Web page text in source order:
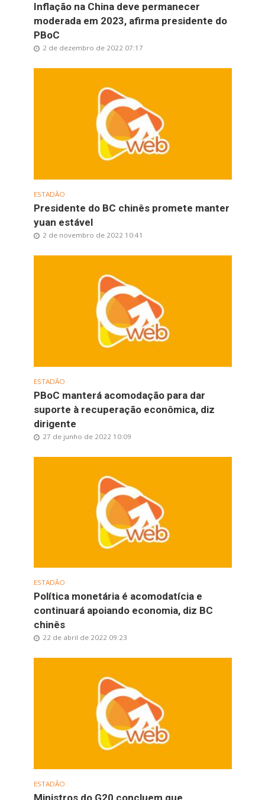
Inflação na China deve permanecer
moderada em 2023, afirma presidente do
PBoC
2 de dezembro de 2022 07:17
ESTADÃO
Presidente do BC chinês promete manter
yuan estável
2 de novembro de 2022 10:41
ESTADÃO
PBoC manterá acomodação para dar
suporte à recuperação econômica, diz
dirigente
27 de junho de 2022 10:09
ESTADÃO
Política monetária é acomodatícia e
continuará apoiando economia, diz BC
chinês
22 de abril de 2022 09:23
ESTADÃO
Ministros do G20 concluem que